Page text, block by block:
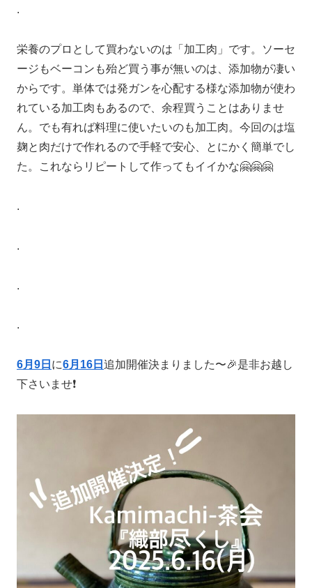
.
栄養のプロとして買わないのは「加工肉」です。ソーセ
ージもベーコンも殆ど買う事が無いのは、添加物が凄い
からです。単体では発ガンを心配する様な添加物が使わ
れている加工肉もあるので、余程買うことはありませ
ん。でも有れば料理に使いたいのも加工肉。今回のは塩
麹と肉だけで作れるので手軽で安心、とにかく簡単でし
た。これならリピートして作ってもイイかな🤗🤗🤗
.
.
.
.
6月9日 に6月16日 追加開催決まりました〜🎉是非お越し
下さいませ❗️